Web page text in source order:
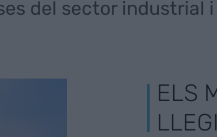
del sector industrial
ELS